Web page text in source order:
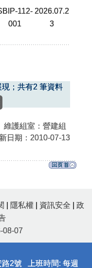
112-
001
2026.07.2
3
；共有2 筆資料
維護組室：營建組
日期：2010-07-13
隱私權 資訊安全
政
08-07
2號 上班時間: 每週